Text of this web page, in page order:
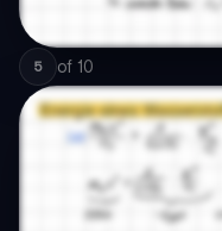
5 of 10